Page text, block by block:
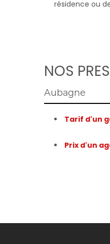
résidence ou
NOS
Aubagne
Tarif d'un
Prix d'un